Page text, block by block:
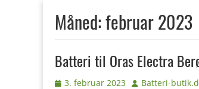
Måned:februar 2023
Batteri til Oras Electra
Udgivet
3. februar 2023 Forfatter
Batteri-